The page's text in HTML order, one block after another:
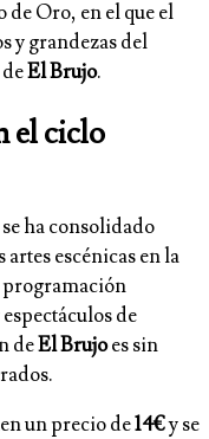
Oro, en el que el
y grandezas del
El Brujo.
el ciclo
ha consolidado
escénicas en la
programación
de
deEl Brujoes sin
un precio de14€y se